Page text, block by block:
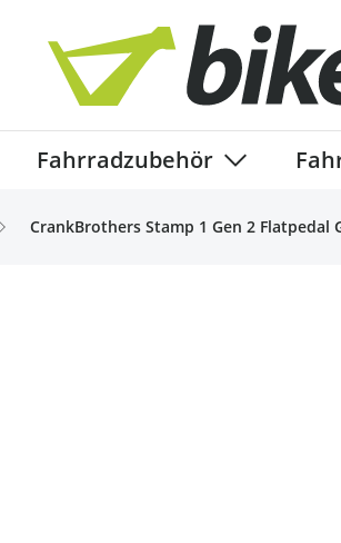
Fahrradzubehör
Show
CrankBrothers Stamp 1 Gen 2 Flatpedal